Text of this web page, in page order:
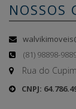
NOSSOS
(81) 98898-
Rua do
CNPJ: